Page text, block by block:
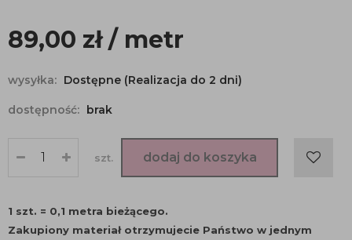
89,00 zł/ metr
wysyłka: Dostępne (Realizacja do 2 dni)
dostępność: brak
szt. dodaj do koszyka
1 szt. = 0,1 metra bieżącego.
Zakupiony materiał otrzymujecie Państwo w jednym